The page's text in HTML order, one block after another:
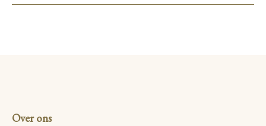
Over ons